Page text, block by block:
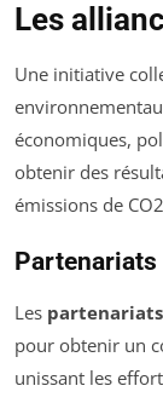
Les
Une initiative
économiques,
obtenir des
émissions de
Les
pour obtenir un
unissant les